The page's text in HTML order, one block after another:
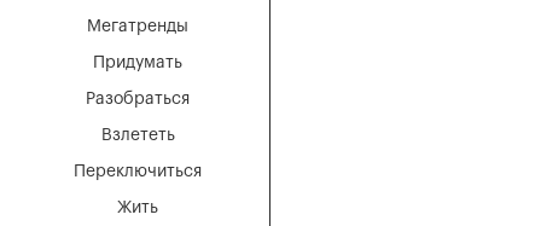
Мегатренды
Придумать
Разобраться
Взлететь
Переключиться
Жить